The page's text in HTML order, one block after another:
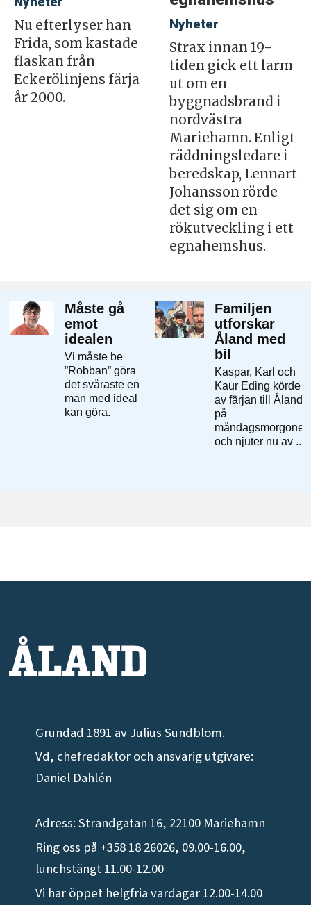
Nu efterlyser han
Frida, som kastade
flaskan från
Eckerölinjens färja
år 2000.
Nyheter
Strax innan 19-
tiden gick ett larm
ut om en
byggnadsbrand i
nordvästra
Mariehamn. Enligt
räddningsledare i
beredskap, Lennart
Johansson rörde
det sig om en
rökutveckling i ett
egnahemshus.
Grundad 1891 av Julius Sundblom.
Vd, chefredaktör och ansvarig utgivare:
Daniel Dahlén
Adress: Strandgatan 16, 22100 Mariehamn
Ring oss på +358 18 26026, 09.00-16.00,
lunchstängt 11.00-12.00
Vi har öppet helgfria vardagar 12.00-14.00